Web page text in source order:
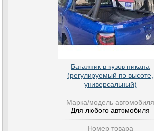
Багажник в кузов пикапа
(регулируемый по высоте,
универсальный)
Марка/модель автомобиля
Для любого автомобиля
Номер товара